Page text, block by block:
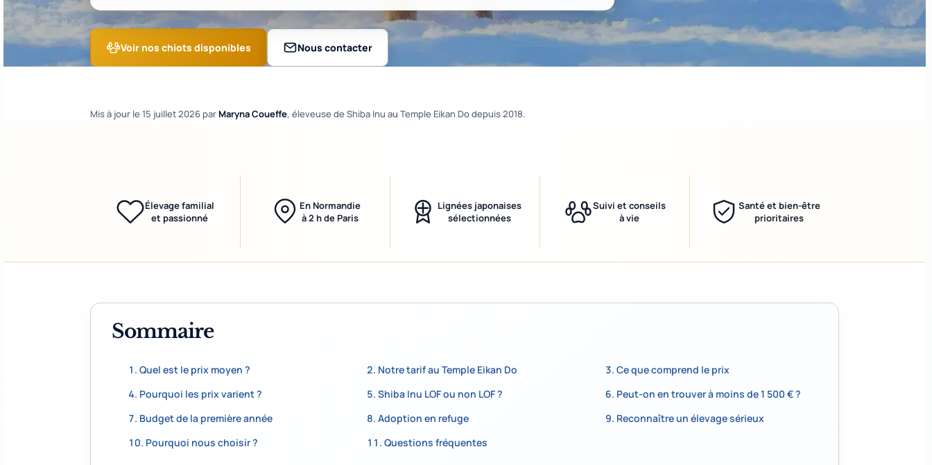
Voir nos chiots disponibles Nous contacter
Mis à jour le15 juillet 2026 parMaryna Coueffe, éleveuse de Shiba Inu au Temple Eikan Do depuis 2018.
Élevage familial
et passionné
En Normandie
à 2 h de Paris
Lignées japonaises
sélectionnées
Suivi et conseils
à vie
Santé et bien-être
prioritaires
Sommaire
Quel est le prix moyen ? Notre tarif au Temple Eikan Do
Ce que comprend le prix
Pourquoi les prix varient ?
Shiba Inu LOF ou non LOF ?
Peut-on en trouver à moins de 1 500 € ?
Budget de la première année
Adoption en refuge
Reconnaître un élevage sérieux
Pourquoi nous choisir ?
Questions fréquentes